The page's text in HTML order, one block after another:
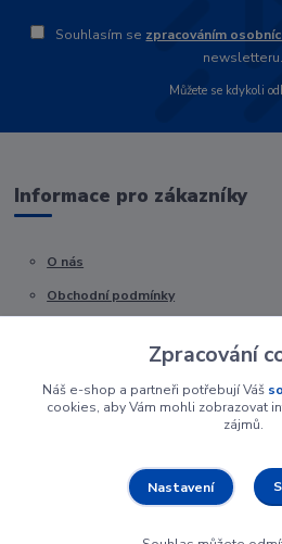
Souhlasím se zpracováním
newsletteru.
Můžete se kdykoli
Informace pro zákazníky
O nás
Obchodní podmínky
Zpracování
Náš e-shop a partneři potřebují Váš
cookies, aby Vám mohli zobrazovat
zájmů.
Nastavení